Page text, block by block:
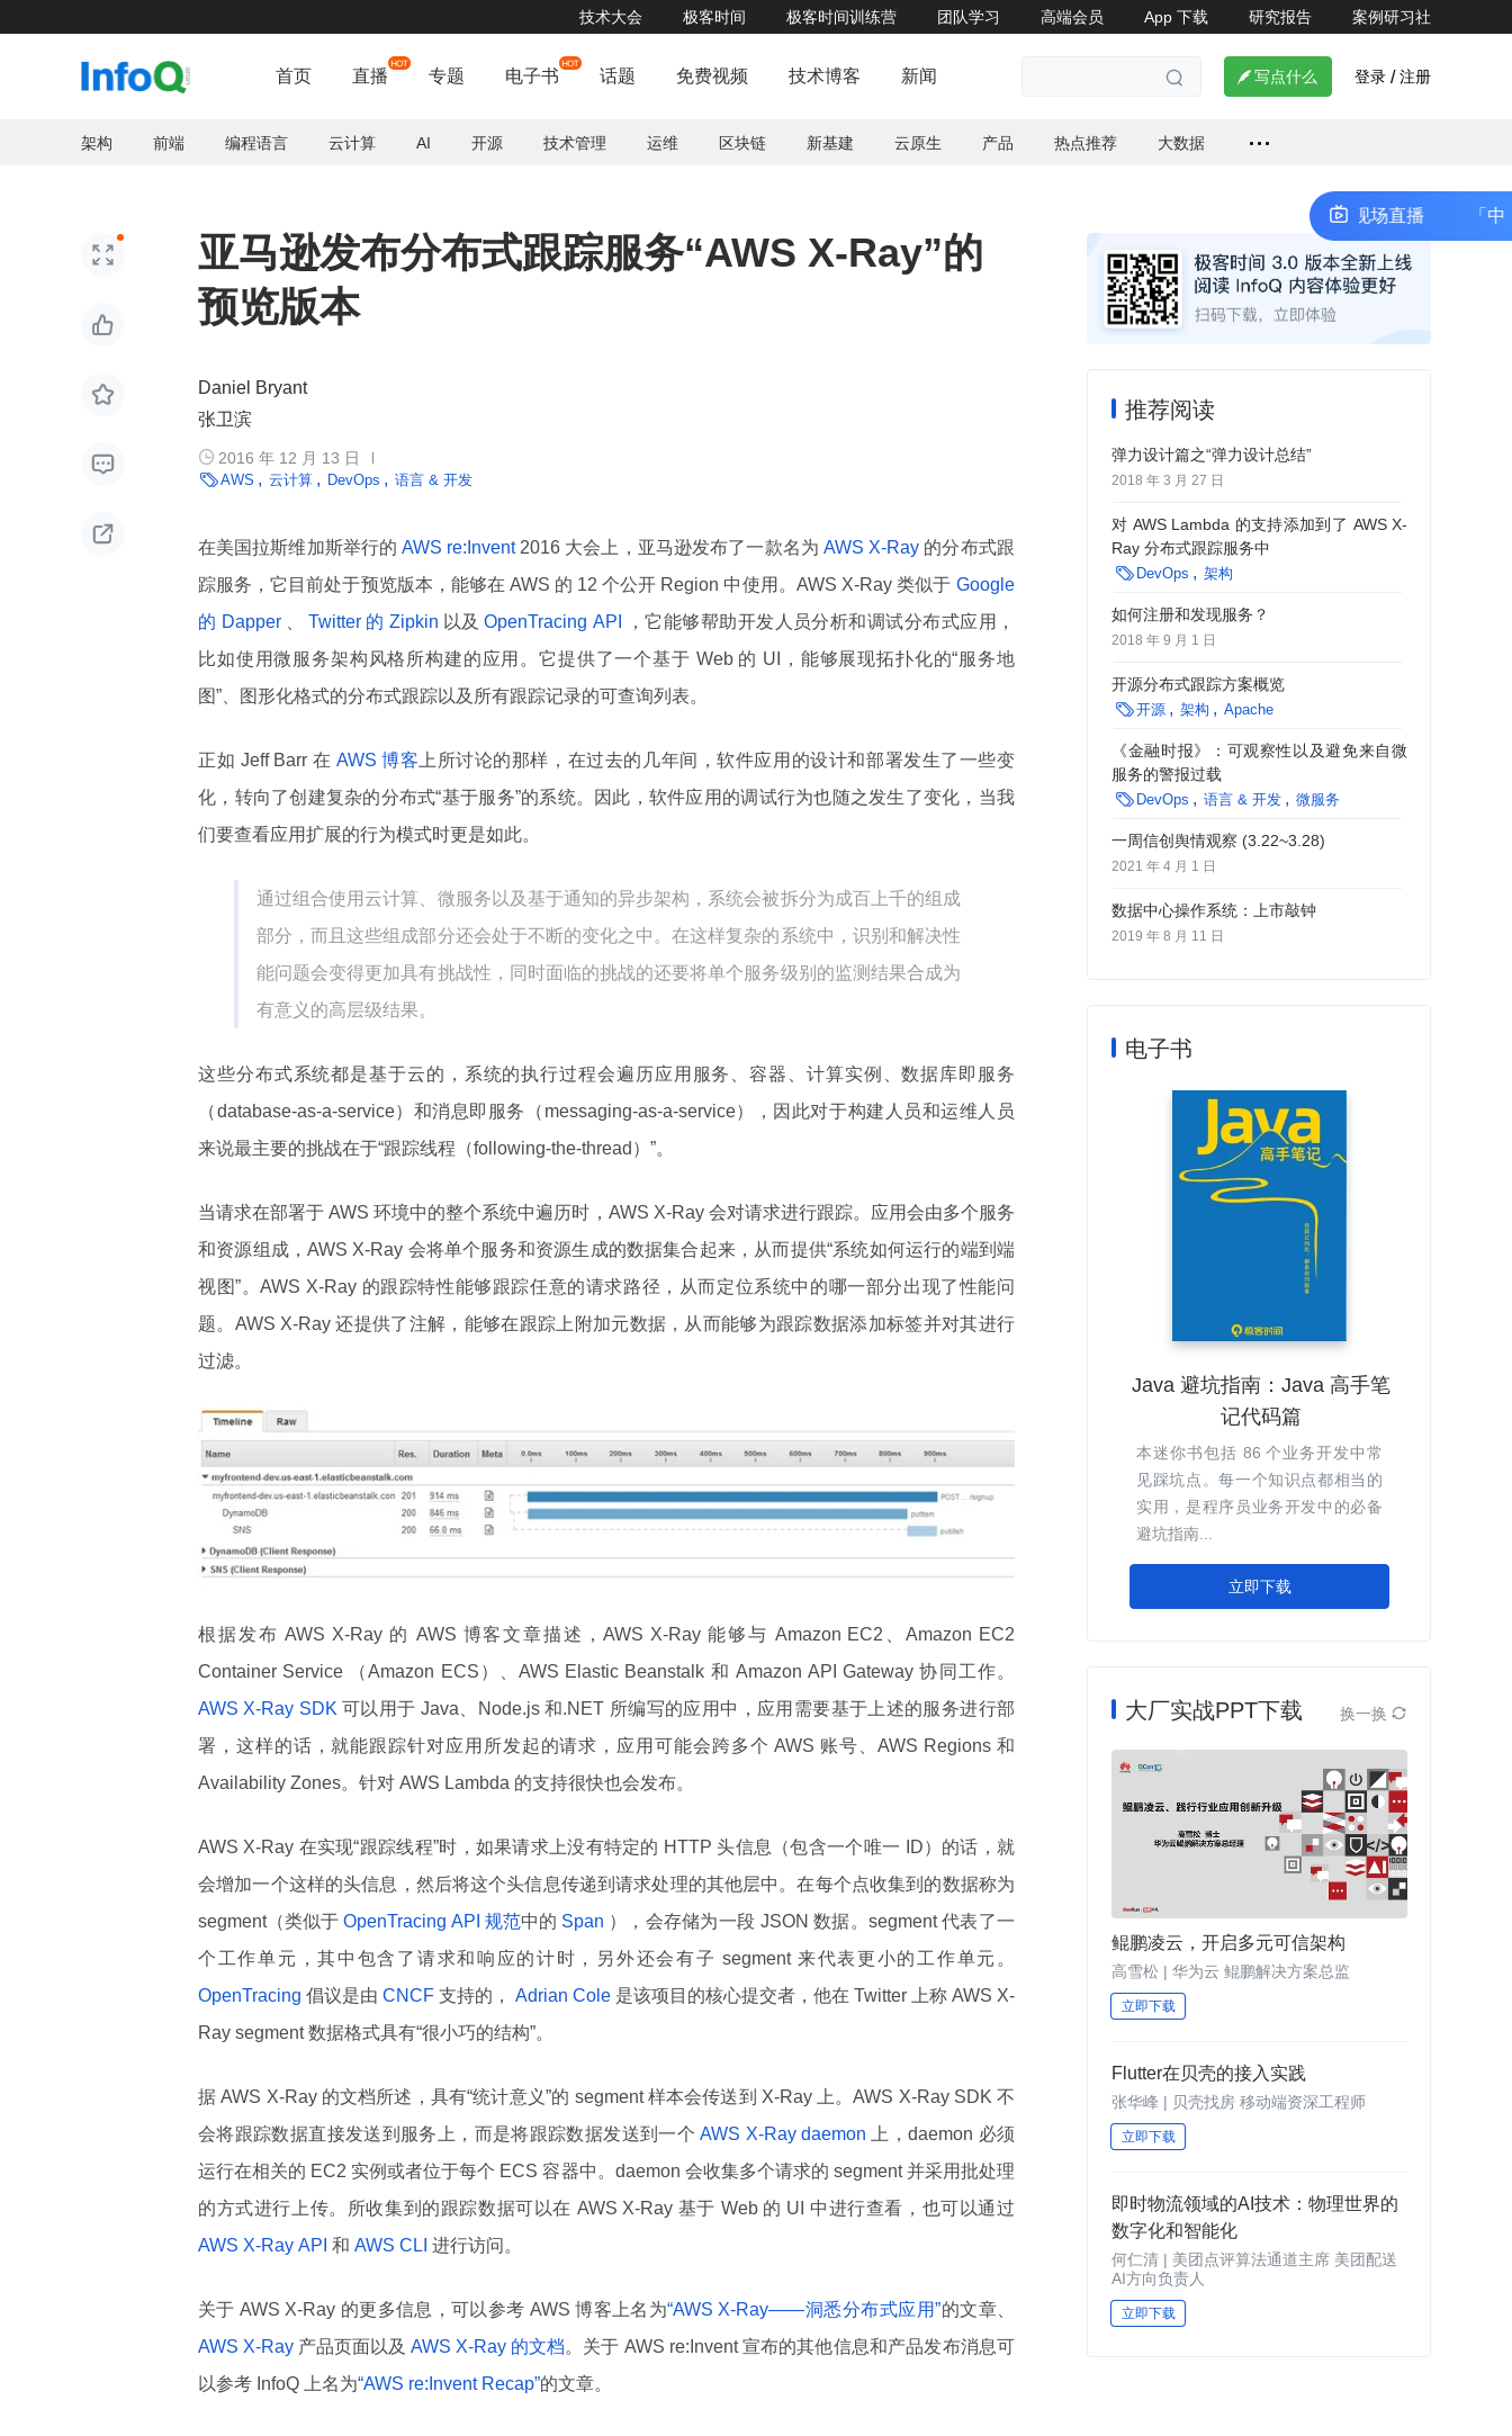
技术大会 极客时间 极客时间训练营 团队学习 高端会员 App 下载 研究报告 案例研习社
首页 直播 专题 电子书 话题 免费视频 技术博客 新闻   写点什么 登录 / 注册
架构 前端 编程语言 云计算 AI 开源 技术管理 运维 区块链 新基建 云原生 产品 热点推荐 大数据





亚马逊发布分布式跟踪服务“AWS X-Ray”的
预览版本
Daniel Bryant
张卫滨
 2016 年 12 月 13 日
AWS 云计算 DevOps 语言 & 开发
在美国拉斯维加斯举行的 AWS re:Invent 2016 大会上，亚马逊发布了一款名为 AWS X-Ray 的分布式跟
踪服务，它目前处于预览版本，能够在 AWS 的 12 个公开 Region 中使用。AWS X-Ray 类似于 Google
的 Dapper
Twitter 的 Zipkin 以及 OpenTracing API
，它能够帮助开发人员分析和调试分布式应用，
比如使用微服务架构风格所构建的应用。它提供了一个基于 Web 的 UI，能够展现拓扑化的“服务地
图”、图形化格式的分布式跟踪以及所有跟踪记录的可查询列表。
正如 Jeff Barr 在 AWS 博客 上所讨论的那样，在过去的几年间，软件应用的设计和部署发生了一些变
化，转向了创建复杂的分布式“基于服务”的系统。因此，软件应用的调试行为也随之发生了变化，当我
们要查看应用扩展的行为模式时更是如此。
通过组合使用云计算、微服务以及基于通知的异步架构，系统会被拆分为成百上千的组成
部分，而且这些组成部分还会处于不断的变化之中。在这样复杂的系统中，识别和解决性
能问题会变得更加具有挑战性，同时面临的挑战的还要将单个服务级别的监测结果合成为
有意义的高层级结果。
这些分布式系统都是基于云的，系统的执行过程会遍历应用服务、容器、计算实例、数据库即服务
（database-as-a-service）和消息即服务（messaging-as-a-service），因此对于构建人员和运维人员
来说最主要的挑战在于“跟踪线程（following-the-thread）”。
当请求在部署于 AWS 环境中的整个系统中遍历时，AWS X-Ray 会对请求进行跟踪。应用会由多个服务
和资源组成，AWS X-Ray 会将单个服务和资源生成的数据集合起来，从而提供“系统如何运行的端到端
视图”。AWS X-Ray 的跟踪特性能够跟踪任意的请求路径，从而定位系统中的哪一部分出现了性能问
题。AWS X-Ray 还提供了注解，能够在跟踪上附加元数据，从而能够为跟踪数据添加标签并对其进行
过滤。
根据发布 AWS X-Ray 的 AWS 博客文章描述，AWS X-Ray 能够与 Amazon EC2、Amazon EC2
Container Service （Amazon ECS）、AWS Elastic Beanstalk 和 Amazon API Gateway 协同工作。
AWS X-Ray SDK 可以用于 Java、Node.js 和.NET 所编写的应用中，应用需要基于上述的服务进行部
署，这样的话，就能跟踪针对应用所发起的请求，应用可能会跨多个 AWS 账号、AWS Regions 和
Availability Zones。针对 AWS Lambda 的支持很快也会发布。
AWS X-Ray 在实现“跟踪线程”时，如果请求上没有特定的 HTTP 头信息（包含一个唯一 ID）的话，就
会增加一个这样的头信息，然后将这个头信息传递到请求处理的其他层中。在每个点收集到的数据称为
segment（类似于 OpenTracing API 规范中的 Span ），会存储为一段 JSON 数据。segment 代表了一
个工作单元，其中包含了请求和响应的计时，另外还会有子 segment 来代表更小的工作单元。
OpenTracing 倡议是由 CNCF 支持的， Adrian Cole 是该项目的核心提交者，他在 Twitter 上称 AWS X-
Ray segment 数据格式具有“很小巧的结构”。
据 AWS X-Ray 的文档所述，具有“统计意义”的 segment 样本会传送到 X-Ray 上。AWS X-Ray SDK 不
会将跟踪数据直接发送到服务上，而是将跟踪数据发送到一个 AWS X-Ray daemon
上，daemon 必须
运行在相关的 EC2 实例或者位于每个 ECS 容器中。daemon 会收集多个请求的 segment 并采用批处理
的方式进行上传。所收集到的跟踪数据可以在 AWS X-Ray 基于 Web 的 UI 中进行查看，也可以通过
AWS X-Ray API 和 AWS CLI 进行访问。
关于 AWS X-Ray 的更多信息，可以参考 AWS 博客上名为“AWS X-Ray——洞悉分布式应用”的文章、
AWS X-Ray 产品页面以及 AWS X-Ray 的文档。关于 AWS re:Invent 宣布的其他信息和产品发布消息可
以参考 InfoQ 上名为“AWS re:Invent Recap”的文章。
推荐阅读
弹力设计篇之“弹力设计总结”
2018 年 3 月 27 日
对 AWS Lambda 的支持添加到了 AWS X-
Ray 分布式跟踪服务中
 DevOps 架构
如何注册和发现服务？
2018 年 9 月 1 日
开源分布式跟踪方案概览
开源 架构 Apache
《金融时报》：可观察性以及避免来自微
服务的警报过载
 DevOps 语言 & 开发 微服务
一周信创舆情观察 (3.22~3.28)
2021 年 4 月 1 日
数据中心操作系统：上市敲钟
2019 年 8 月 11 日
电子书
Java 避坑指南：Java 高手笔
记代码篇
本迷你书包括 86 个业务开发中常
见踩坑点。每一个知识点都相当的
实用，是程序员业务开发中的必备
避坑指南...
立即下载
大厂实战PPT下载 换一换 
鲲鹏凌云，开启多元可信架构
高雪松 | 华为云 鲲鹏解决方案总监
立即下载
Flutter在贝壳的接入实践
张华峰 | 贝壳找房 移动端资深工程师
立即下载
即时物流领域的AI技术：物理世界的
数字化和智能化
何仁清 | 美团点评算法通道主席 美团配送
AI方向负责人
立即下载
「中国技术开放日·长沙站」现场直播 「中国技